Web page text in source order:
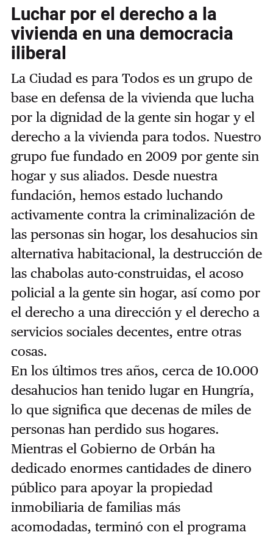
Luchar por el derecho a la
vivienda en una democracia
iliberal
La Ciudad es para Todos es un grupo de
base en defensa de la vivienda que lucha
por la dignidad de la gente sin hogar y el
derecho a la vivienda para todos. Nuestro
grupo fue fundado en 2009 por gente sin
hogar y sus aliados. Desde nuestra
fundación, hemos estado luchando
activamente contra la criminalización de
las personas sin hogar, los desahucios sin
alternativa habitacional, la destrucción de
las chabolas auto-construidas, el acoso
policial a la gente sin hogar, así como por
el derecho a una dirección y el derecho a
servicios sociales decentes, entre otras
cosas.
En los últimos tres años, cerca de 10.000
desahucios han tenido lugar en Hungría,
lo que significa que decenas de miles de
personas han perdido sus hogares.
Mientras el Gobierno de Orbán ha
dedicado enormes cantidades de dinero
público para apoyar la propiedad
inmobiliaria de familias más
acomodadas, terminó con el programa